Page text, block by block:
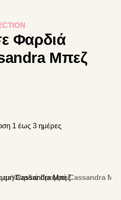
Φαρδιά
Μπεζ
1 έως 3 ημέρες